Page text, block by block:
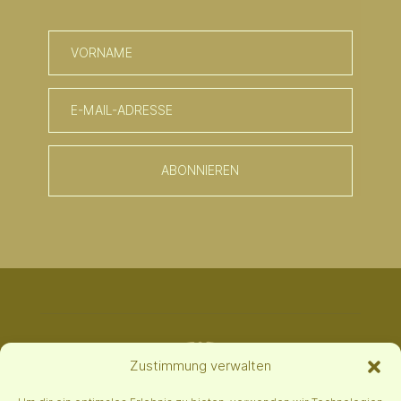
Zustimmung verwalten
ABONNIEREN